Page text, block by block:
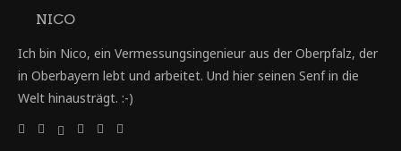
NICO
Ich bin Nico, ein Vermessungsingenieur aus der Oberpfalz, der
in Oberbayern lebt und arbeitet. Und hier seinen Senf in die
Welt hinausträgt. :-)